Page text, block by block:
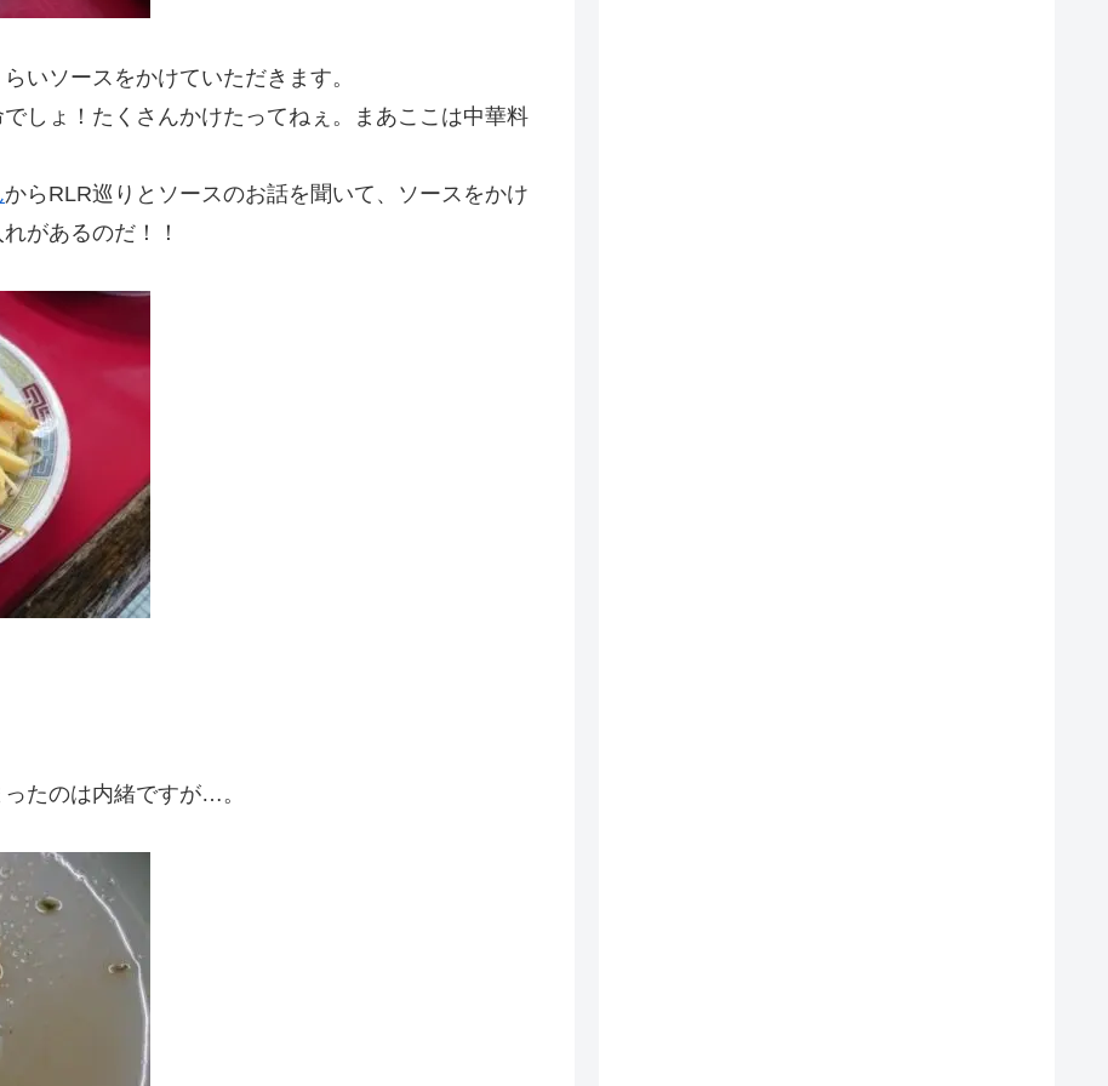
いソースをかけていただきます。
しょ！たくさんかけたってねぇ。まあここは中華料
からRLR巡りとソースのお話を聞いて、ソースをかけ
があるのだ！！
たのは内緒ですが…。